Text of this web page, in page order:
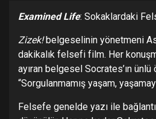
Examined Life: Sokaklardaki
Zizek!belgeselinin yönetmeni
dakikalık felsefi film. Her
ayıran belgesel Socrates’ın
“Sorgulanmamış yaşam,
Felsefe genelde yazı ile